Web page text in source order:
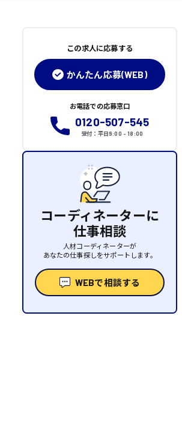
この求人に応募する
かんたん応募(WEB)
お電話での応募窓口
0120-507-545
受付：平日9:00 - 18:00
コーディネーターに
仕事相談
人材コーディネーターが
あなたの仕事探しをサポートします。
WEBで相談する